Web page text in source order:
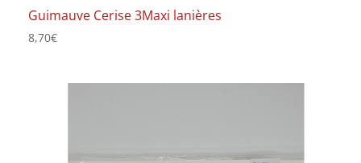
Guimauve Cerise 3Maxi lanières
8,70€